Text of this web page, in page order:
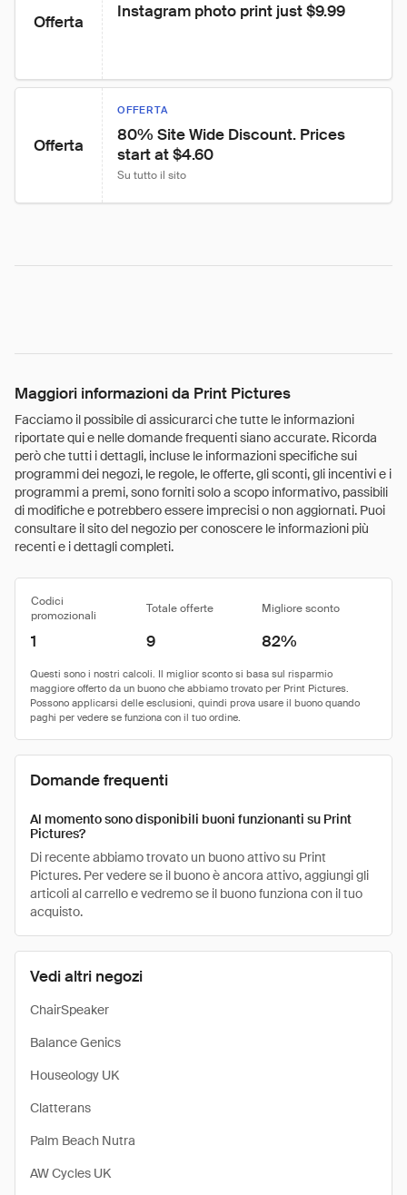
Offerta
Instagram photo print just $9.99
Offerta
OFFERTA
80% Site Wide Discount. Prices
start at $4.60
Su tutto il sito
Maggiori informazioni da Print Pictures
Facciamo il possibile di assicurarci che tutte le informazioni
riportate qui e nelle domande frequenti siano accurate. Ricorda
però che tutti i dettagli, incluse le informazioni specifiche sui
programmi dei negozi, le regole, le offerte, gli sconti, gli incentivi e i
programmi a premi, sono forniti solo a scopo informativo, passibili
di modifiche e potrebbero essere imprecisi o non aggiornati. Puoi
consultare il sito del negozio per conoscere le informazioni più
recenti e i dettagli completi.
Vedi altri negozi
ChairSpeaker
Balance Genics
Houseology UK
Clatterans
Palm Beach Nutra
AW Cycles UK
Codici
promozionali
Totale offerte Migliore sconto
1 9 82%
Domande frequenti
Al momento sono disponibili buoni funzionanti su Print
Pictures?
Di recente abbiamo trovato un buono attivo su Print
Pictures. Per vedere se il buono è ancora attivo, aggiungi gli
articoli al carrello e vedremo se il buono funziona con il tuo
acquisto.